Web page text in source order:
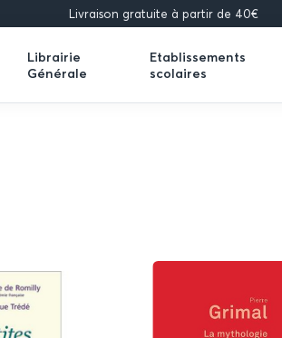
Livraison gratuite à partir de 40€
Librairie
Générale
Expand
Etablissements
scolaires
Expand